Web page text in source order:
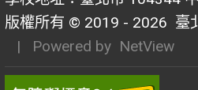
版權所有 © 2019 - 2026 臺
| Powered by NetView